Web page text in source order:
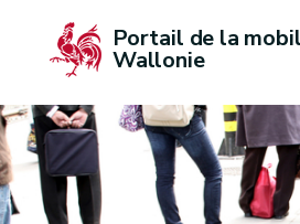
Portail de la
Wallonie